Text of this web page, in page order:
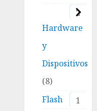
2
Hardware
y
Dispositivos
8
Flash
1